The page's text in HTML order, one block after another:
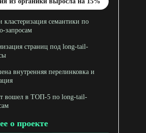
кластеризация семантики по
запросам
страниц под long-tail-
внутренняя перелинковка и
вошел в ТОП-5 по long-tail-
о проекте